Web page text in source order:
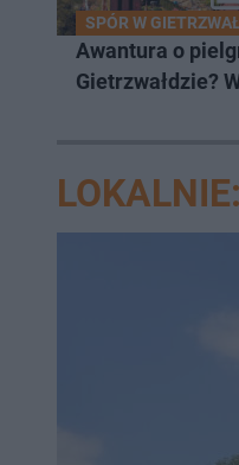
SPÓR W
Awantura o
Gietrzwałdzie?
LOKALNIE: